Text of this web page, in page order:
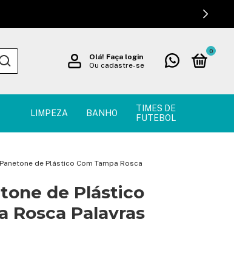
Olá! Faça login
Ou cadastre-se
0
LIMPEZA BANHO
TIMES DE
FUTEBOL
de Plástico Com Tampa Rosca
de Plástico
Rosca Palavras